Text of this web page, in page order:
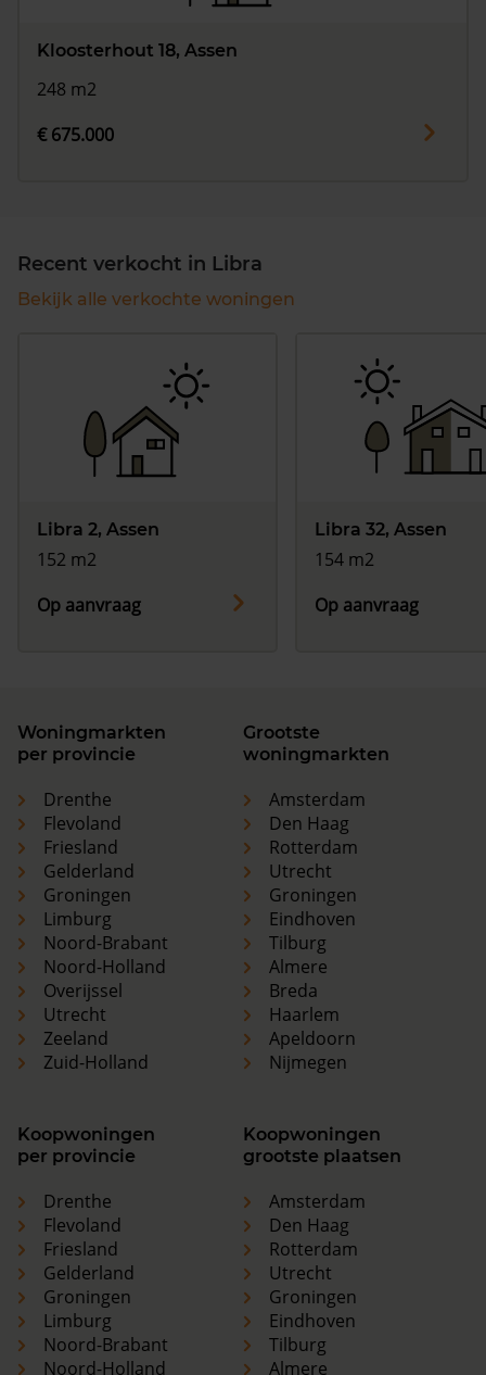
Kloosterhout 18, Assen
248 m2
€ 675.000
Recent verkocht in Libra
Bekijk alle verkochte woningen
Libra 2, Assen
152 m2
Op aanvraag
Libra 32, Assen
154 m2
Op aanvraag
Woningmarkten
per provincie
Drenthe
Flevoland
Friesland
Gelderland
Groningen
Limburg
Noord-Brabant
Noord-Holland
Overijssel
Utrecht
Zeeland
Zuid-Holland
Grootste
woningmarkten
Amsterdam
Den Haag
Rotterdam
Utrecht
Groningen
Eindhoven
Tilburg
Almere
Breda
Haarlem
Apeldoorn
Nijmegen
Koopwoningen
per provincie
Drenthe
Flevoland
Friesland
Gelderland
Groningen
Limburg
Noord-Brabant
Noord-Holland
Koopwoningen
grootste plaatsen
Amsterdam
Den Haag
Rotterdam
Utrecht
Groningen
Eindhoven
Tilburg
Almere